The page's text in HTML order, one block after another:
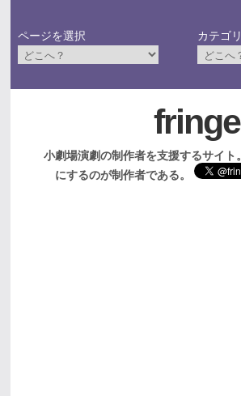
ページを選択 カテゴ
fringe
小劇場演劇の制作者を支援するサイト
にするのが制作者である。